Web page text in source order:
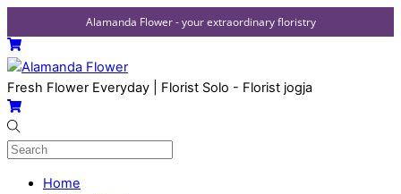
Alamanda Flower - your extraordinary floristry
Skip
to
content
Menu
Cart
Fresh Flower Everyday | Florist Solo - Florist jogja
Cart
Home